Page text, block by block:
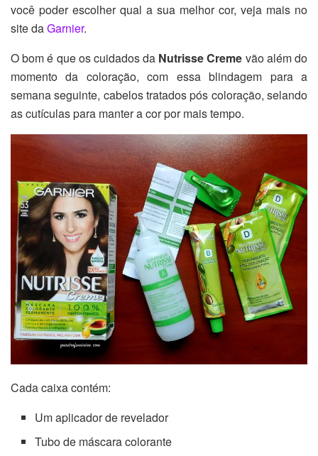
você poder escolher qual a sua melhor cor, veja mais no
site daGarnier.
O bom é que os cuidados da Nutrisse Creme vão além do
momento da coloração, com essa blindagem para a
semana seguinte, cabelos tratados pós coloração, selando
as cutículas para manter a cor por mais tempo.
Cada caixa contém:
Um aplicador de revelador
Tubo de máscara colorante